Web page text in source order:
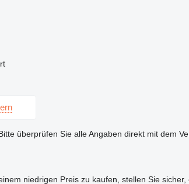
überprüfen Sie alle Angaben direkt mit dem
niedrigen Preis zu kaufen, stellen Sie